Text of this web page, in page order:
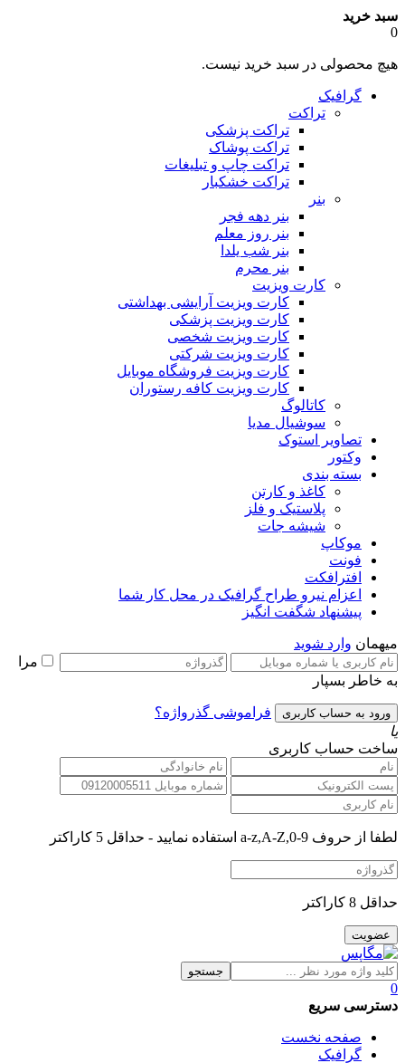
سبد خرید
0
هیچ محصولی در سبد خرید نیست.
گرافیک
تراکت
تراکت پزشکی
تراکت پوشاک
تراکت چاپ و تبلیغات
تراکت خشکبار
بنر
بنر دهه فجر
بنر روز معلم
بنر شب یلدا
بنر محرم
کارت ویزیت
کارت ویزیت آرایشی بهداشتی
کارت ویزیت پزشکی
کارت ویزیت شخصی
کارت ویزیت شرکتی
کارت ویزیت فروشگاه موبایل
کارت ویزیت کافه رستوران
کاتالوگ
سوشیال مدیا
تصاویر استوک
وکتور
بسته بندی
کاغذ و کارتن
پلاستیک و فلز
شیشه جات
موکاپ
فونت
افترافکت
اعزام نیرو طراح گرافیک در محل کار شما
پیشنهاد شگفت انگیز
میهمان وارد شوید
مرا
به خاطر بسپار
فراموشی گذرواژه؟
یا
ساخت حساب کاربری
لطفا از حروف a-z,A-Z,0-9 استفاده نمایید - حداقل 5 کاراکتر
حداقل 8 کاراکتر
جستجو
0
دسترسی سریع
صفحه نخست
گرافیک